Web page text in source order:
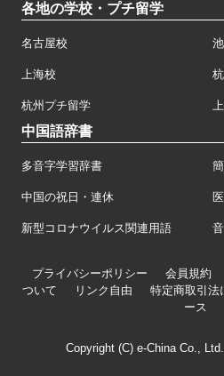
各地の学校・プチ留学
名古屋校
上海校
杭州プチ留学
中国語辞書
多音字学習辞書
中国の祝日・連休
新型コロナウイルス関連用語
プライバシーポリシー 会員規約
ついて
リンク自由 特定商取引法
ース
Copyright (C) e-China Co.,